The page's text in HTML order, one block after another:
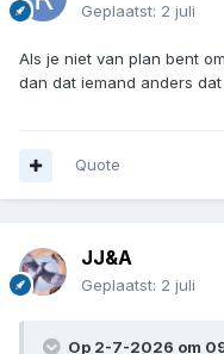
Geplaatst: 2 juli
Als je niet van plan bent
dan dat iemand anders
Quote
JJ&A
Geplaatst: 2 juli
Op 2-7-2026 om